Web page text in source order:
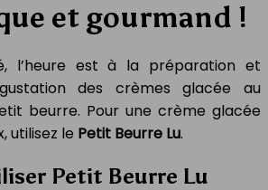
et gourmand !
l’heure est à la préparation et
des crèmes glacée au
beurre. Pour une crème glacée
utilisez le Petit Beurre Lu.
Petit Beurre Lu